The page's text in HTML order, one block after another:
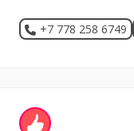
+7 778 258 6749